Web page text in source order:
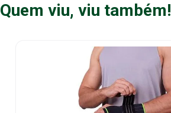
Quem viu, viu também!